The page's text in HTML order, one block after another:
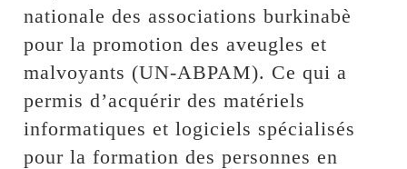
nationale des associations burkinabè
pour la promotion des aveugles et
malvoyants (UN-ABPAM). Ce qui a
permis d’acquérir des matériels
informatiques et logiciels spécialisés
pour la formation des personnes en